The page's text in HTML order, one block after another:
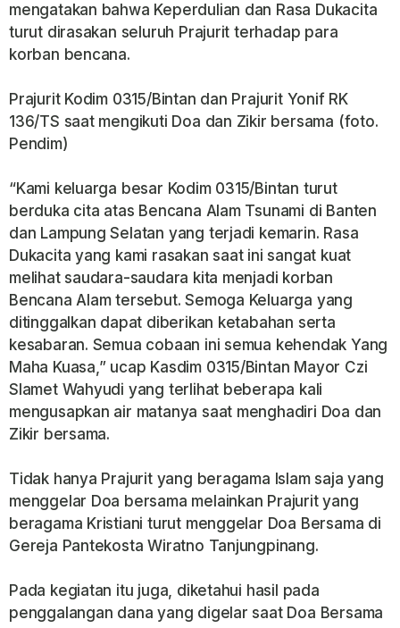
mengatakan bahwa Keperdulian dan Rasa Dukacita
turut dirasakan seluruh Prajurit terhadap para
korban bencana.
Prajurit Kodim 0315/Bintan dan Prajurit Yonif RK
136/TS saat mengikuti Doa dan Zikir bersama (foto.
Pendim)
“Kami keluarga besar Kodim 0315/Bintan turut
berduka cita atas Bencana Alam Tsunami di Banten
dan Lampung Selatan yang terjadi kemarin. Rasa
Dukacita yang kami rasakan saat ini sangat kuat
melihat saudara-saudara kita menjadi korban
Bencana Alam tersebut. Semoga Keluarga yang
ditinggalkan dapat diberikan ketabahan serta
kesabaran. Semua cobaan ini semua kehendak Yang
Maha Kuasa,” ucap Kasdim 0315/Bintan Mayor Czi
Slamet Wahyudi yang terlihat beberapa kali
mengusapkan air matanya saat menghadiri Doa dan
Zikir bersama.
Tidak hanya Prajurit yang beragama Islam saja yang
menggelar Doa bersama melainkan Prajurit yang
beragama Kristiani turut menggelar Doa Bersama di
Gereja Pantekosta Wiratno Tanjungpinang.
Pada kegiatan itu juga, diketahui hasil pada
penggalangan dana yang digelar saat Doa Bersama